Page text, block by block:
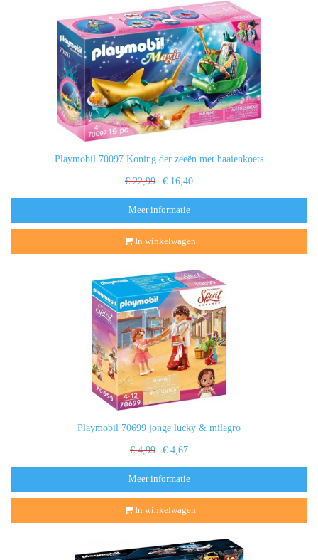
Playmobil 70097 Koning der zeeën met haaienkoets
€ 22,99 € 16,40
Meer informatie
In winkelwagen
Playmobil 70699 jonge lucky & milagro
€ 4,99 € 4,67
Meer informatie
In winkelwagen